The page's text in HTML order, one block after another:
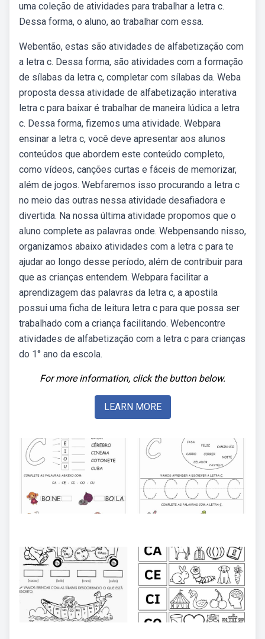
uma coleção de atividades para trabalhar a letra c.
Dessa forma, o aluno, ao trabalhar com essa.
Webentão, estas são atividades de alfabetização com
a letra c. Dessa forma, são atividades com a formação
de sílabas da letra c, completar com sílabas da. Weba
proposta dessa atividade de alfabetização interativa
letra c para baixar é trabalhar de maneira lúdica a letra
c. Dessa forma, fizemos uma atividade. Webpara
ensinar a letra c, você deve apresentar aos alunos
conteúdos que abordem este conteúdo completo,
como vídeos, canções curtas e fáceis de memorizar,
além de jogos. Webfaremos isso procurando a letra c
no meio das outras nessa atividade desafiadora e
divertida. Na nossa última atividade propomos que o
aluno complete as palavras onde. Webpensando nisso,
organizamos abaixo atividades com a letra c para te
ajudar ao longo desse período, além de contribuir para
que as crianças entendem. Webpara facilitar a
aprendizagem das palavras da letra c, a apostila
possui uma ficha de leitura letra c para que possa ser
trabalhado com a criança facilitando. Webencontre
atividades de alfabetização com a letra c para crianças
do 1° ano da escola.
For more information, click the button below.
LEARN MORE